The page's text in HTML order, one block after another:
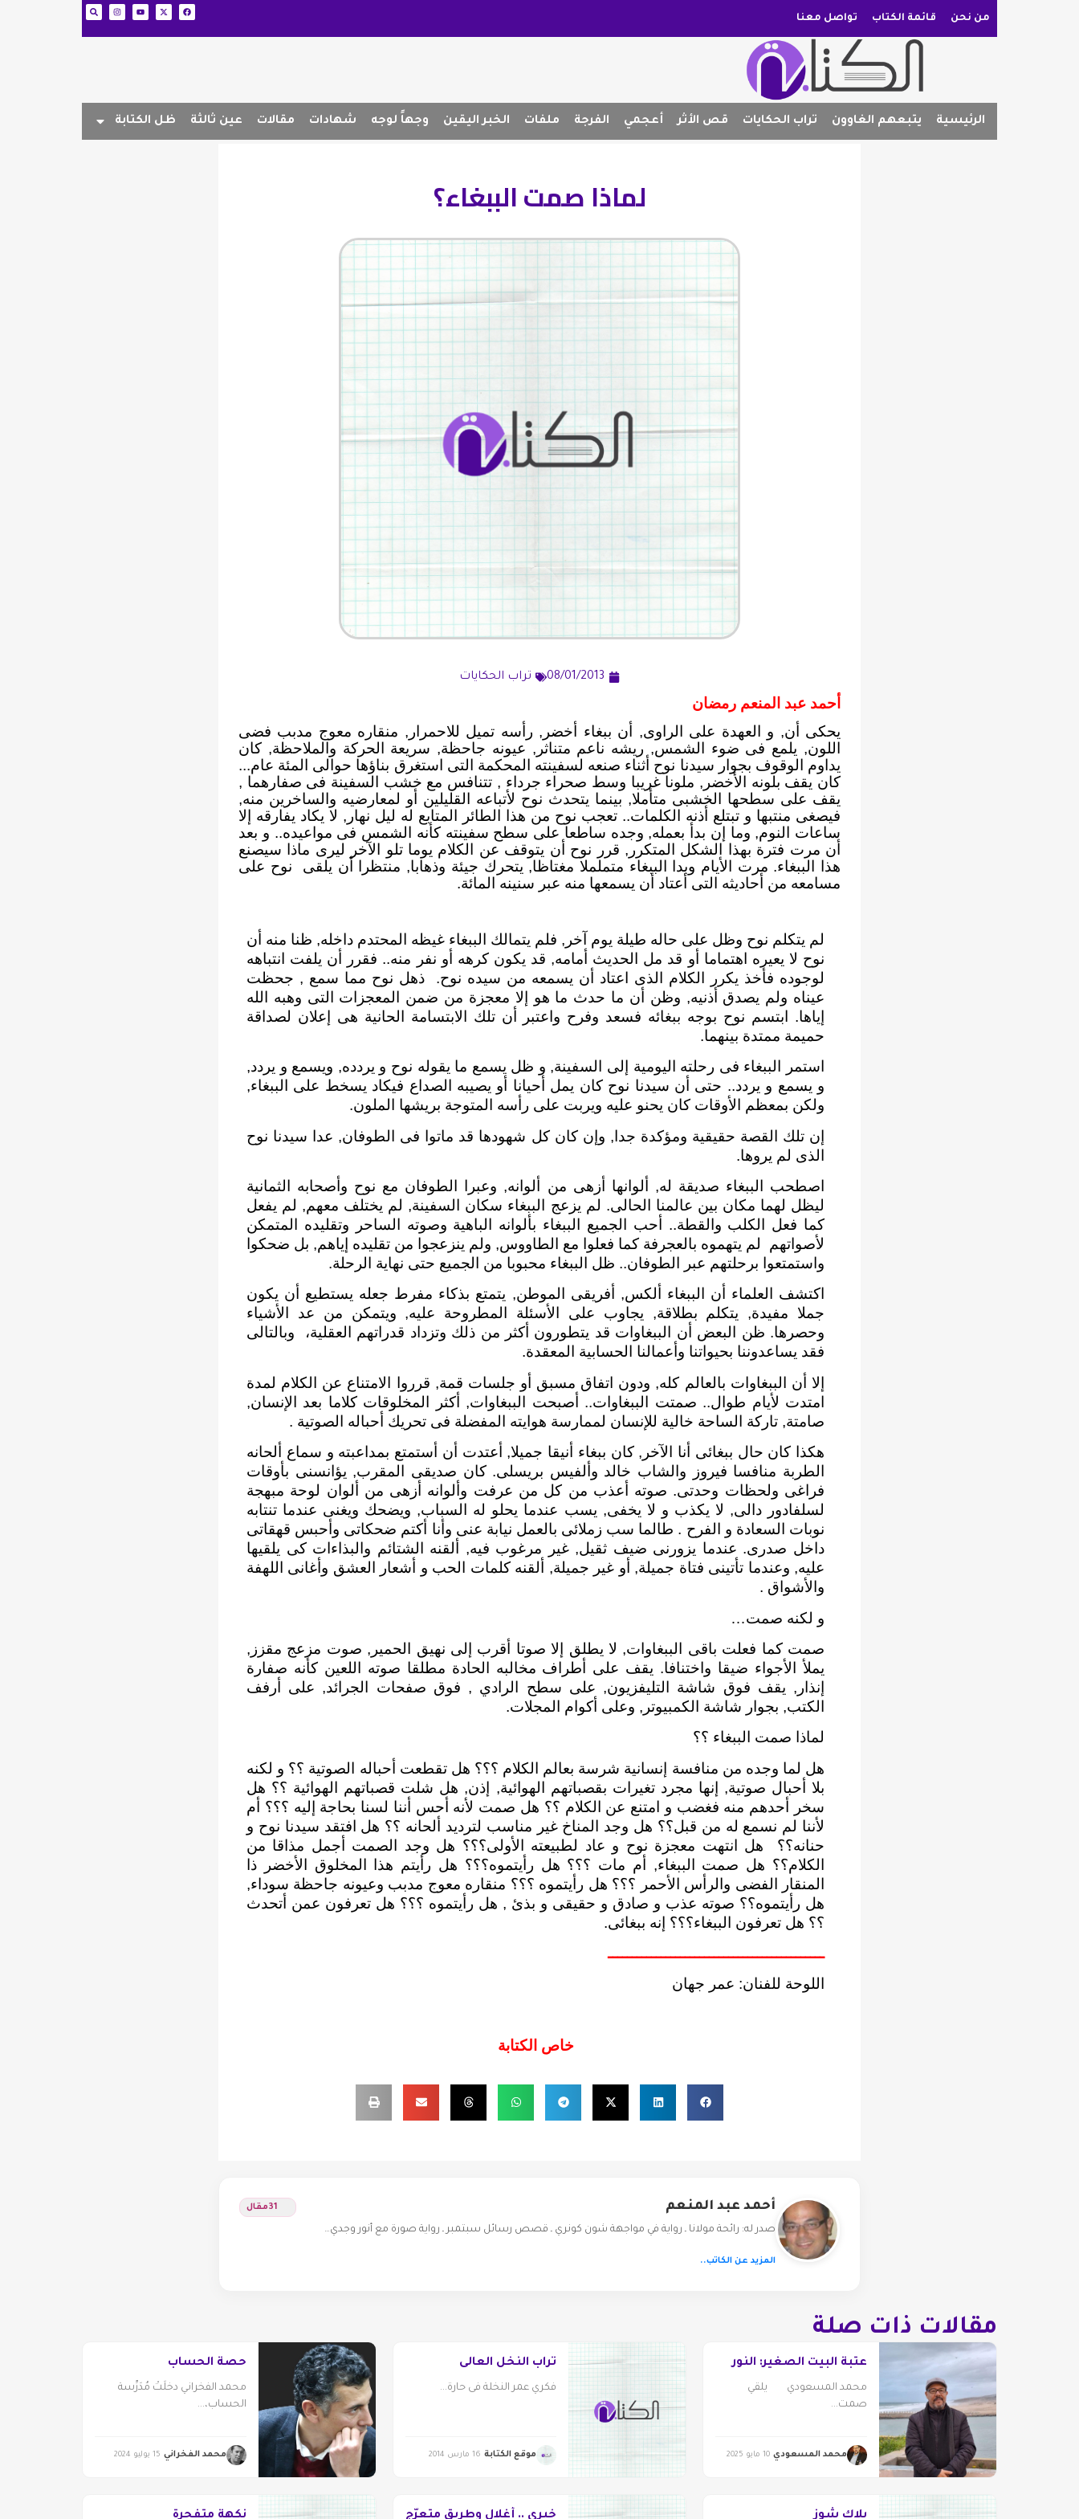
من نحن قائمة الكتاب تواصل معنا
الرئيسية يتبعهم الغاوون تراب الحكايات قص الأثر أعجمي الفرجة ملفات الخبر اليقين وجهاً لوجه شهادات مقالات عين ثالثة ظل الكتابة
لماذا صمت الببغاء؟
08/01/2013 تراب الحكايات
أحمد عبد المنعم رمضان
يحكى أن, و العهدة على الراوى, أن ببغاء أخضر, رأسه تميل للاحمرار, منقاره معوج مدبب فضى
اللون, يلمع فى ضوء الشمس, ريشه ناعم متناثر, عيونه جاحظة, سريعة الحركة والملاحظة, كان
يداوم الوقوف بجوار سيدنا نوح أثناء صنعه لسفينته المحكمة التى استغرق بناؤها حوالى المئة عام...
كان يقف بلونه الأخضر, ملونا غريبا وسط صحراء جرداء , تتنافس مع خشب السفينة فى صفارهما ,
يقف على سطحها الخشبى متأملا, بينما يتحدث نوح لأتباعه القليلين أو لمعارضيه والساخرين منه,
فيصغى منتبها و تبتلع أذنه الكلمات.. تعجب نوح من هذا الطائر المتابع له ليل نهار, لا يكاد يفارقه إلا
ساعات النوم, وما إن بدأ بعمله, وجده ساطعا على سطح سفينته كأنه الشمس فى مواعيده.. و بعد
أن مرت فترة بهذا الشكل المتكرر, قرر نوح أن يتوقف عن الكلام يوما تلو الآخر ليرى ماذا سيصنع
هذا الببغاء. مرت الأيام وبدا الببغاء متململا مغتاظا, يتحرك جيئة وذهابا, منتظرا أن يلقى نوح على
مسامعه من أحاديثه التى أعتاد أن يسمعها منه عبر سنينه المائة.
لم يتكلم نوح وظل على حاله طيلة يوم آخر, فلم يتمالك الببغاء غيظه المحتدم داخله, ظنا منه أن
نوح لا يعيره اهتماما أو قد مل الحديث أمامه, قد يكون كرهه أو نفر منه.. فقرر أن يلفت انتباهه
لوجوده فأخذ يكرر الكلام الذى اعتاد أن يسمعه من سيده نوح. ذهل نوح مما سمع , جحظت
عيناه ولم يصدق أذنيه, وظن أن ما حدث ما هو إلا معجزة من ضمن المعجزات التى وهبه الله
إياها. ابتسم نوح بوجه ببغائه فسعد وفرح واعتبر أن تلك الابتسامة الحانية هى إعلان لصداقة
حميمة ممتدة بينهما.
استمر الببغاء فى رحلته اليومية إلى السفينة, و ظل يسمع ما يقوله نوح و يردده, ويسمع و يردد,
و يسمع و يردد.. حتى أن سيدنا نوح كان يمل أحيانا أو يصيبه الصداع فيكاد يسخط على الببغاء,
ولكن بمعظم الأوقات كان يحنو عليه ويربت على رأسه المتوجة بريشها الملون.
إن تلك القصة حقيقية ومؤكدة جدا, وإن كان كل شهودها قد ماتوا فى الطوفان, عدا سيدنا نوح
الذى لم يروها.
اصطحب الببغاء صديقة له, ألوانها أزهى من ألوانه, وعبرا الطوفان مع نوح وأصحابه الثمانية
ليظل لهما مكان بين عالمنا الحالى. لم يزعج الببغاء سكان السفينة, لم يختلف معهم, لم يفعل
كما فعل الكلب والقطة.. أحب الجميع الببغاء بألوانه الباهية وصوته الساحر وتقليده المتمكن
لأصواتهم لم يتهموه بالعجرفة كما فعلوا مع الطاووس, ولم ينزعجوا من تقليده إياهم, بل ضحكوا
واستمتعوا برحلتهم عبر الطوفان.. ظل الببغاء محبوبا من الجميع حتى نهاية الرحلة.
اكتشف العلماء أن الببغاء ألكس, أفريقى الموطن, يتمتع بذكاء مفرط جعله يستطيع أن يكون
جملا مفيدة, يتكلم بطلاقة, يجاوب على الأسئلة المطروحة عليه, ويتمكن من عد الأشياء
وحصرها. ظن البعض أن الببغاوات قد يتطورون أكثر من ذلك وتزداد قدراتهم العقلية، وبالتالى
فقد يساعدوننا بحيواتنا وأعمالنا الحسابية المعقدة.
إلا أن الببغاوات بالعالم كله, ودون اتفاق مسبق أو جلسات قمة, قرروا الامتناع عن الكلام لمدة
امتدت لأيام طوال.. صمتت الببغاوات.. أصبحت الببغاوات, أكثر المخلوقات كلاما بعد الإنسان,
صامتة, تاركة الساحة خالية للإنسان لممارسة هوايته المفضلة فى تحريك أحباله الصوتية .
هكذا كان حال ببغائى أنا الآخر, كان ببغاء أنيقا جميلا, أعتدت أن أستمتع بمداعبته و سماع ألحانه
الطربة منافسا فيروز والشاب خالد وألفيس بريسلى. كان صديقى المقرب, يؤانسنى بأوقات
فراغى ولحظات وحدتى. صوته أعذب من كل من عرفت وألوانه أزهى من ألوان لوحة مبهجة
لسلفادور دالى, لا يكذب و لا يخفى, يسب عندما يحلو له السباب, ويضحك ويغنى عندما تنتابه
نوبات السعادة و الفرح . طالما سب زملائى بالعمل نيابة عنى وأنا أكتم ضحكاتى وأحبس قهقاتى
داخل صدرى. عندما يزورنى ضيف ثقيل, غير مرغوب فيه, ألقنه الشتائم والبذاءات كى يلقيها
عليه, وعندما تأتينى فتاة جميلة, أو غير جميلة, ألقنه كلمات الحب و أشعار العشق وأغانى اللهفة
والأشواق .
و لكنه صمت…
صمت كما فعلت باقى الببغاوات, لا يطلق إلا صوتا أقرب إلى نهيق الحمير, صوت مزعج مقزز,
يملأ الأجواء ضيقا واختنافا. يقف على أطراف مخالبه الحادة مطلقا صوته اللعين كأنه صفارة
إنذار, يقف فوق شاشة التليفزيون, على سطح الرادي , فوق صفحات الجرائد, على أرفف
الكتب, بجوار شاشة الكمبيوتر, وعلى أكوام المجلات.
لماذا صمت الببغاء ؟؟
هل لما وجده من منافسة إنسانية شرسة بعالم الكلام ؟؟؟ هل تقطعت أحباله الصوتية ؟؟ و لكنه
بلا أحبال صوتية, إنها مجرد تغيرات بقصباتهم الهوائية, إذن, هل شلت قصباتهم الهوائية ؟؟ هل
سخر أحدهم منه فغضب و امتنع عن الكلام ؟؟ هل صمت لأنه أحس أننا لسنا بحاجة إليه ؟؟؟ أم
لأننا لم نسمع له من قبل؟؟ هل وجد المناخ غير مناسب لترديد ألحانه ؟؟ هل افتقد سيدنا نوح و
حنانه؟؟ هل انتهت معجزة نوح و عاد لطبيعته الأولى؟؟؟ هل وجد الصمت أجمل مذاقا من
الكلام؟؟ هل صمت الببغاء, أم مات ؟؟؟ هل رأيتموه؟؟؟ هل رأيتم هذا المخلوق الأخضر ذا
المنقار الفضى والرأس الأحمر ؟؟؟ هل رأيتموه ؟؟؟ منقاره معوج مدبب وعيونه جاحظة سوداء,
هل رأيتموه؟؟ صوته عذب و صادق و حقيقى و بذئ , هل رأيتموه ؟؟؟ هل تعرفون عمن أتحدث
؟؟ هل تعرفون الببغاء؟؟؟ إنه ببغائى.
ـــــــــــــــــــــــــــــــــــــــــــــ
اللوحة للفنان: عمر جهان
خاص الكتابة
أحمد عبد المنعم 31مقال
صدر له: رائحة مولانا ـ رواية في مواجهة شون كونري ـ قصص رسائل سبتمبر ـ رواية صورة مع أنور وجدي…
المزيد عن الكاتب..
مقالات ذات صلة
عتبة البيت الصغير: النور
محمد المسعودي يلقي
صمت...
محمد المسعودي 10 مايو 2025
تُراب النخل العالى
فكري عمر النخلة فى حارة...
موقع الكتابة 16 مارس 2014
حصة الحساب
محمد الفخراني دخلَتْ مُدَرِّسة
الحساب،...
محمد الفخراني 15 يوليو 2024
بلاك شوز خيري .. أغلال وطريق متعرّج نكهة متفجرة